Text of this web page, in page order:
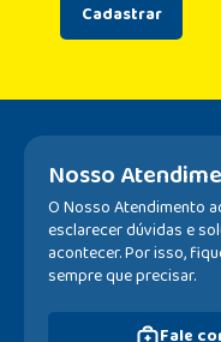
Cadastrar
Nosso
O Nosso Atendimento
esclarecer dúvidas e
acontecer. Por isso,
sempre que precisar.
Fale